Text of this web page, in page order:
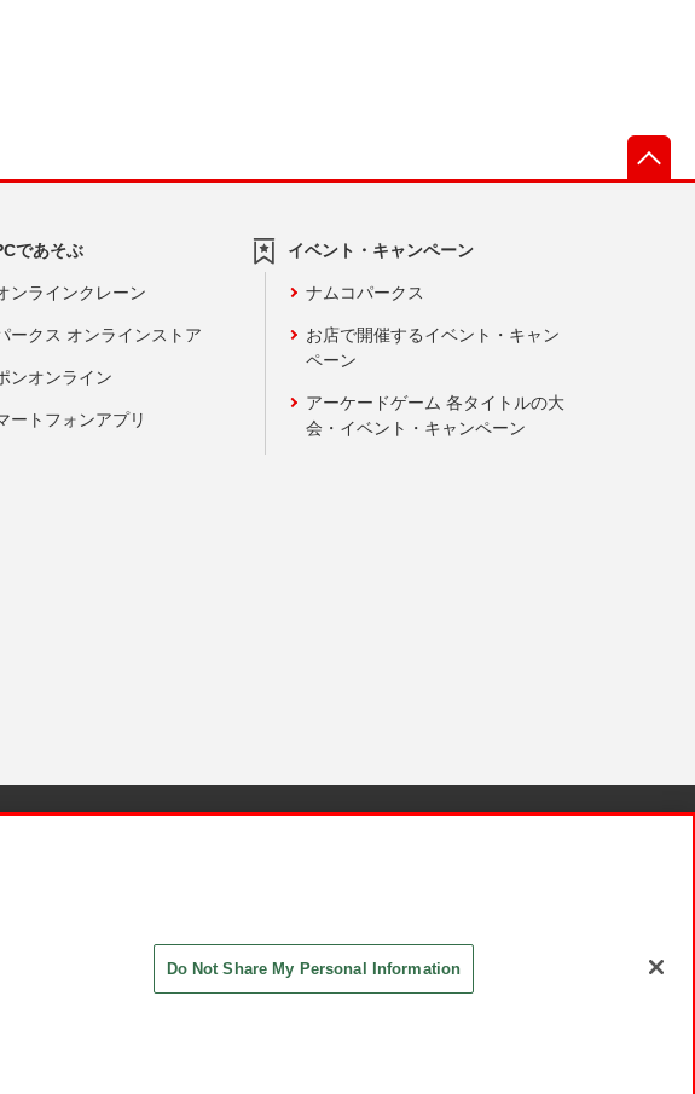
であそぶ
ンラインクレーン
ークス オンラインストア
ンオンライン
ートフォンアプリ
イベント・キャンペーン
ナムコパークス
お店で開催するイベント・キャン
ペーン
アーケードゲーム 各タイトルの大
会・イベント・キャンペーン
Do Not Share My Personal Information